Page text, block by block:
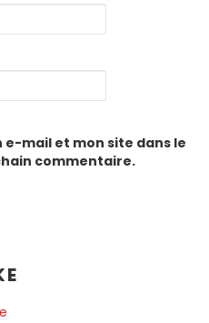
mail et mon site dans le
commentaire.